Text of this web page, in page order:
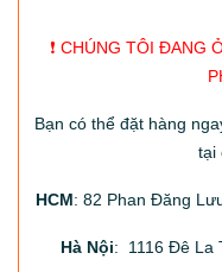
❗️ CHÚNG TÔI ĐANG
Bạn có thể đặt hàng
tại
HCM: 82 Phan Đăng
Hà Nội: 1116 Đê La